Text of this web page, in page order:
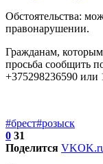
Обстоятельства:
правонарушении.
Гражданам,
просьба сообщить
+375298236590 или
#брест#розыск
0 31
Поделится VK